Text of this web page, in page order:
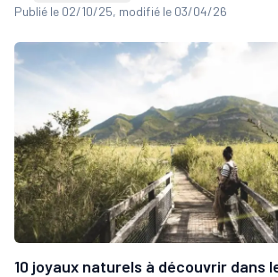
Publié le 02/10/25, modifié le 03/04/26
10 joyaux naturels à découvrir dans